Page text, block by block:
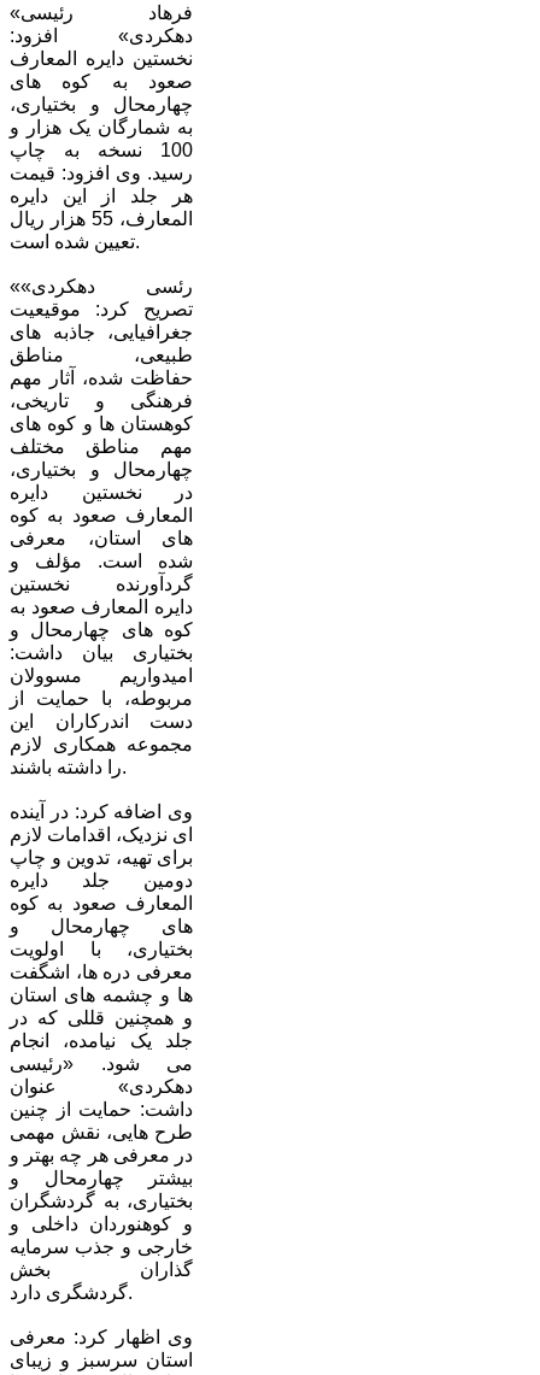
«فرهاد رئیسی
دهکردی» افزود:
نخستین دایره المعارف
صعود به کوه های
چهارمحال و بختیاری،
به شمارگان یک هزار و
100 نسخه به چاپ
رسید. وی افزود: قیمت
هر جلد از این دایره
المعارف، 55 هزار ریال
تعیین شده است.
«رئسی دهکردی»
تصریح کرد: موقیعیت
جغرافیایی، جاذبه های
طبیعی، مناطق
حفاظت شده، آثار مهم
فرهنگی و تاریخی،
کوهستان ها و کوه های
مهم مناطق مختلف
چهارمحال و بختیاری،
در نخستین دایره
المعارف صعود به کوه
های استان، معرفی
شده است. مؤلف و
گردآورنده نخستین
دایره المعارف صعود به
کوه های چهارمحال و
بختیاری بیان داشت:
امیدواریم مسوولان
مربوطه، با حمایت از
دست اندرکاران این
مجموعه همکاری لازم
را داشته باشند.
وی اضافه کرد: در آینده
ای نزدیک، اقدامات لازم
برای تهیه، تدوین و چاپ
دومین جلد دایره
المعارف صعود به کوه
های چهارمحال و
بختیاری، با اولویت
معرفی دره ها، اشگفت
ها و چشمه های استان
و همچنین قللی که در
جلد یک نیامده، انجام
می شود. «رئیسی
دهکردی» عنوان
داشت: حمایت از چنین
طرح هایی، نقش مهمی
در معرفی هر چه بهتر و
بیشتر چهارمحال و
بختیاری، به گردشگران
و کوهنوردان داخلی و
خارجی و جذب سرمایه
گذاران بخش
گردشگری دارد.
وی اظهار کرد: معرفی
استان سرسبز و زیبای